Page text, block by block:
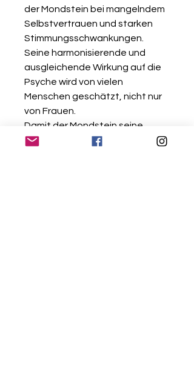
der Mondstein bei mangelndem
Selbstvertrauen und starken
Stimmungsschwankungen.
Seine harmonisierende und
ausgleichende Wirkung auf die
Psyche wird von vielen
Menschen geschätzt, nicht nur
von Frauen.
Damit der Mondstein seine
Wirkung optimal entfalten kann,